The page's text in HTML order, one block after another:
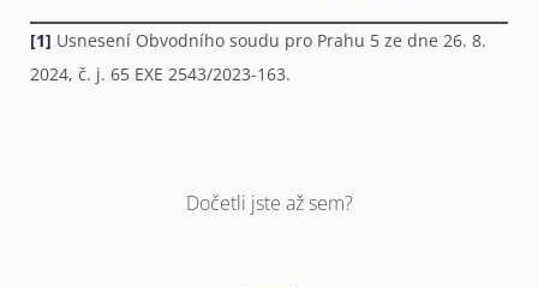
[1] Usnesení Obvodního soudu pro Prahu 5 ze dne 26. 8.
2024, č. j. 65 EXE 2543/2023-163.
Dočetli jste až sem?